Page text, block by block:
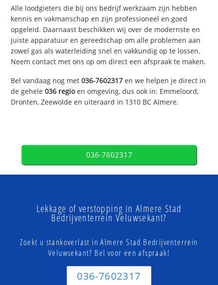
Alle loodgieters die bij ons bedrijf werkzaam zijn hebben
kennis en vakmanschap en zijn professioneel en goed
opgeleid. Daarnaast beschikken wij over de modernste en
juiste apparatuur en gereedschap om alle problemen aan
zowel gas als waterleiding snel en vakkundig op te lossen.
Neem contact met ons op om direct een afspraak te maken.
Bel vandaag nog met036-7602317 en we helpen je direct in
de gehele036 regioen omgeving, dus ook in: Emmeloord,
Dronten, Zeewolde en uiteraard in 1310 BC Almere.
036-7602317
Lekkage of verstopping in Almere Stad
Bedrijventerrein Veluwsekant?
Zoekt u stankoverlast in Almere Stad Bedrijventerrein
Veluwsekant? Bel voor een afspraak!
036-7602317